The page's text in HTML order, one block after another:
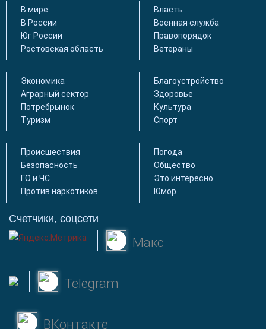
В мире
В России
Юг России
Ростовская область
Власть
Военная служба
Правопорядок
Ветераны
Экономика
Аграрный сектор
Потребрынок
Туризм
Благоустройство
Здоровье
Культура
Спорт
Происшествия
Безопасность
ГО и ЧС
Против наркотиков
Погода
Общество
Это интересно
Юмор
Счетчики, соцсети
Макс
Telegram
ВКонтакте